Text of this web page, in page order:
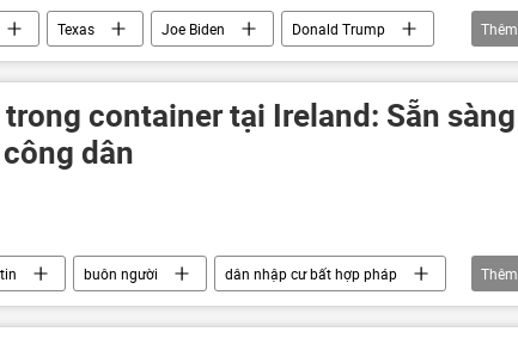
Texas Joe Biden
Donald Trump
Vệ binh quốc gia
Thêm
container tại Ireland: Sẵn sàng
dân
buôn người
dân nhập cư bất hợp pháp
Thêm